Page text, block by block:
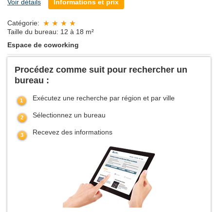
Voir détails Informations et prix
Catégorie:
Taille du bureau: 12 à 18 m²
Espace de coworking
Procédez comme suit pour rechercher un
bureau :
Exécutez une recherche par région et par ville
Sélectionnez un bureau
Recevez des informations